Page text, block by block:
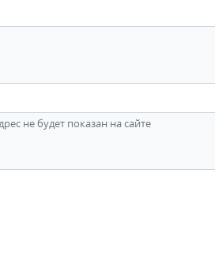
не будет показан на сайте